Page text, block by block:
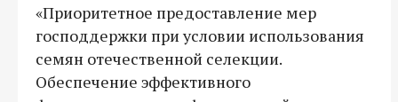
«Приоритетное предоставление мер
господдержки при условии использования
семян отечественной селекции.
Обеспечение эффективного